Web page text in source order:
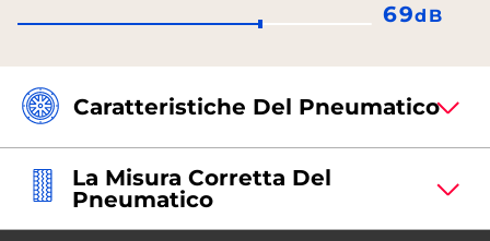
69dB
Caratteristiche Del Pneumatico
La Misura Corretta Del
Pneumatico